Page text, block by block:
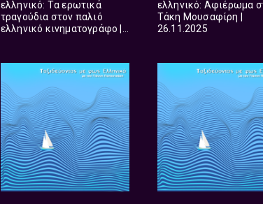
ελληνικό: Tα ερωτικά
τραγούδια στον παλιό
ελληνικό κινηματογράφο |
ελληνικό: Αφιέρωμα
Τάκη Μουσαφίρη |
26.11.2025